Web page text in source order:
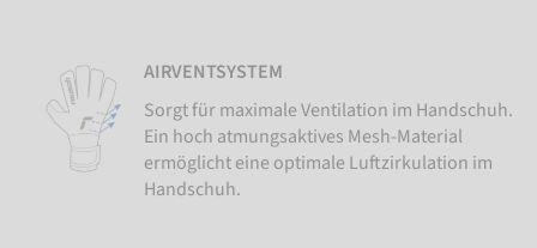
AIRVENTSYSTEM
Sorgt für maximale Ventilation im Handschuh.
Ein hoch atmungsaktives Mesh-Material
ermöglicht eine optimale Luftzirkulation im
Handschuh.